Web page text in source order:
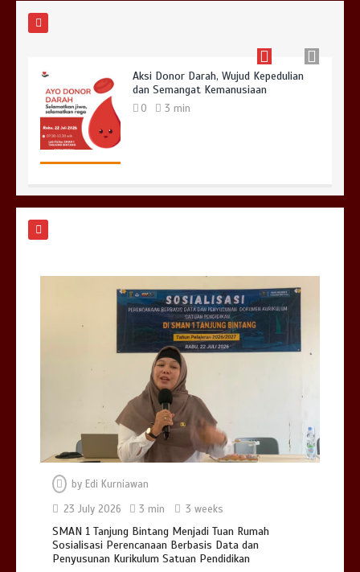
Aksi Donor Darah, Wujud Kepedulian
dan Semangat Kemanusiaan
0 3 min
Bina Karakter di Hari Pertama Masuk
Sekolah
0 2 min
SMAN 1 Tanjung Bintang Menjadi Tuan
Rumah Sosialisasi Perencanaan
Kurikulum Satuan Pendidikan
0 3 min
by Edi Kurniawan
23 July 2026
3 min 3 weeks
SMAN 1 Tanjung Bintang Menjadi Tuan Rumah
Sosialisasi Perencanaan Berbasis Data dan
Penyusunan Kurikulum Satuan Pendidikan